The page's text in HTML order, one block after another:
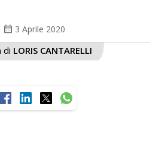
calendar_month 3 Aprile 2020
di LORIS CANTARELLI